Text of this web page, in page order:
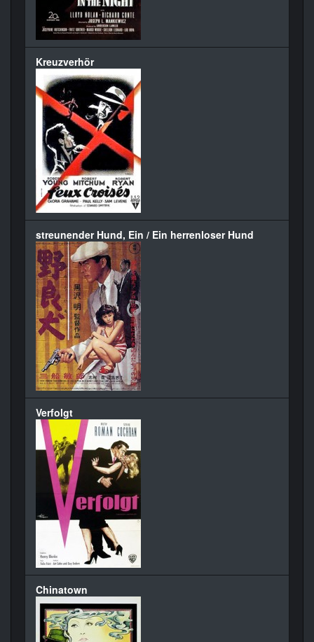
Kreuzverhör
streunender Hund, Ein / Ein herrenloser Hund
Verfolgt
Chinatown